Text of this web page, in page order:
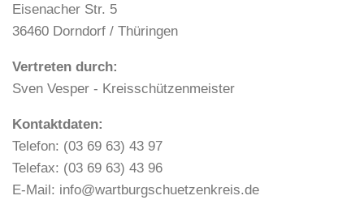
Eisenacher Str. 5
36460 Dorndorf / Thüringen
Vertreten durch:
Sven Vesper - Kreisschützenmeister
Kontaktdaten:
Telefon: (03 69 63) 43 97
Telefax: (03 69 63) 43 96
E-Mail: info@wartburgschuetzenkreis.de